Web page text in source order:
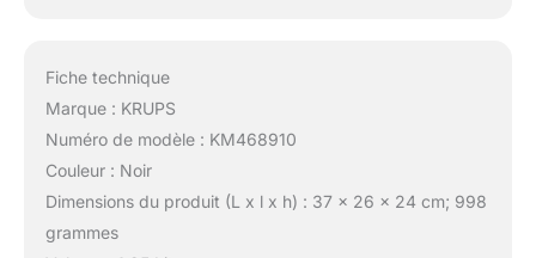
Fiche technique
Marque : KRUPS
Numéro de modèle : KM468910
Couleur : Noir
Dimensions du produit (L x l x h) : 37 x 26 x 24 cm; 998
grammes